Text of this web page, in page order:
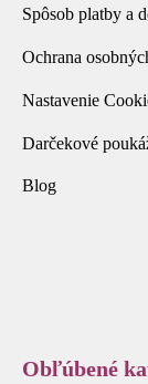
Spôsob platby a
Ochrana
Nastavenie
Darčekové
Blog
Obľúbené